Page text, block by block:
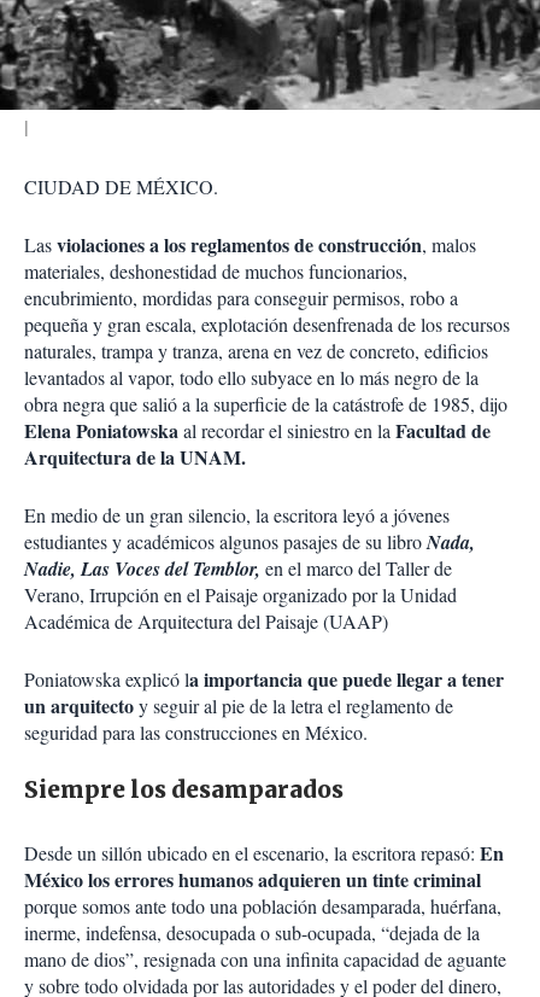
t
i
r
CIUDAD DE MÉXICO.
Lasviolaciones a los reglamentos de construcción, malos
materiales, deshonestidad de muchos funcionarios,
encubrimiento, mordidas para conseguir permisos, robo a
pequeña y gran escala, explotación desenfrenada de los recursos
naturales, trampa y tranza, arena en vez de concreto, edificios
levantados al vapor, todo ello subyace en lo más negro de la
obra negra que salió a la superficie de la catástrofe de 1985, dijo
Elena Poniatowskaal recordar el siniestro en la Facultad de
Arquitectura de la UNAM.
En medio de un gran silencio, la escritora leyó a jóvenes
estudiantes y académicos algunos pasajes de su libroNada,
Nadie, Las Voces del Temblor, en el marco del Taller de
Verano, Irrupción en el Paisaje organizado por la Unidad
Académica de Arquitectura del Paisaje (UAAP)
Poniatowska explicó la importancia que puede llegar a tener
un arquitectoy seguir al pie de la letra el reglamento de
seguridad para las construcciones en México.
Siempre los desamparados
Desde un sillón ubicado en el escenario, la escritora repasó: En
México los errores humanos adquieren un tinte criminal
porque somos ante todo una población desamparada, huérfana,
inerme, indefensa, desocupada o sub-ocupada, “dejada de la
mano de dios”, resignada con una infinita capacidad de aguante
y sobre todo olvidada por las autoridades y el poder del dinero,